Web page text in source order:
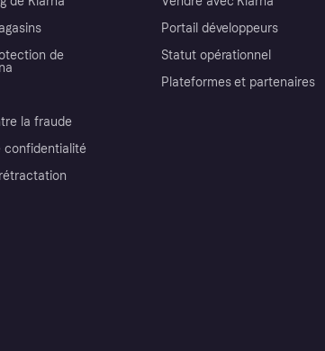
de
la fraude
confidentialité
Portail développeurs
Statut opérationnel
Plateformes et partenaires